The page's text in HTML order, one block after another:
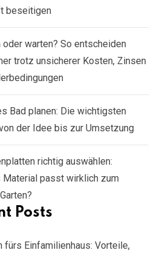
beseitigen
oder warten? So entscheiden
trotz unsicherer Kosten, Zinsen
Bad planen: Die wichtigsten
der Idee bis zur Umsetzung
richtig auswählen:
Material passt wirklich zum
Posts
fürs Einfamilienhaus: Vorteile,